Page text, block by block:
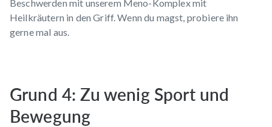
Beschwerden mit unserem Meno-Komplexmit
Heilkräutern in den Griff. Wenn du magst, probiere ihn
gerne mal aus.
Grund 4: Zu wenig Sport und
Bewegung